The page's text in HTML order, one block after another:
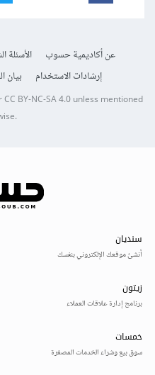
عن أكاديمية حسوب الأسئلة
إرشادات الاستخدام
بيان
CC BY-NC-SA 4.0unless mentioned